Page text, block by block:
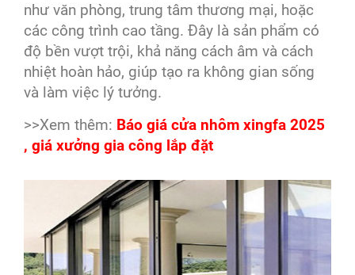
như văn phòng, trung tâm thương mại, hoặc
các công trình cao tầng. Đây là sản phẩm có
độ bền vượt trội, khả năng cách âm và cách
nhiệt hoàn hảo, giúp tạo ra không gian sống
và làm việc lý tưởng.
>>Xem thêm: Báo giá cửa nhôm xingfa 2025
, giá xưởng gia công lắp đặt